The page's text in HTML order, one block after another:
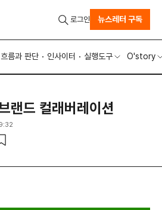
흐름과 판단 인사이터 실행도구 O'story
로그인 뉴스레터 구독
랜드 컬래버레이션